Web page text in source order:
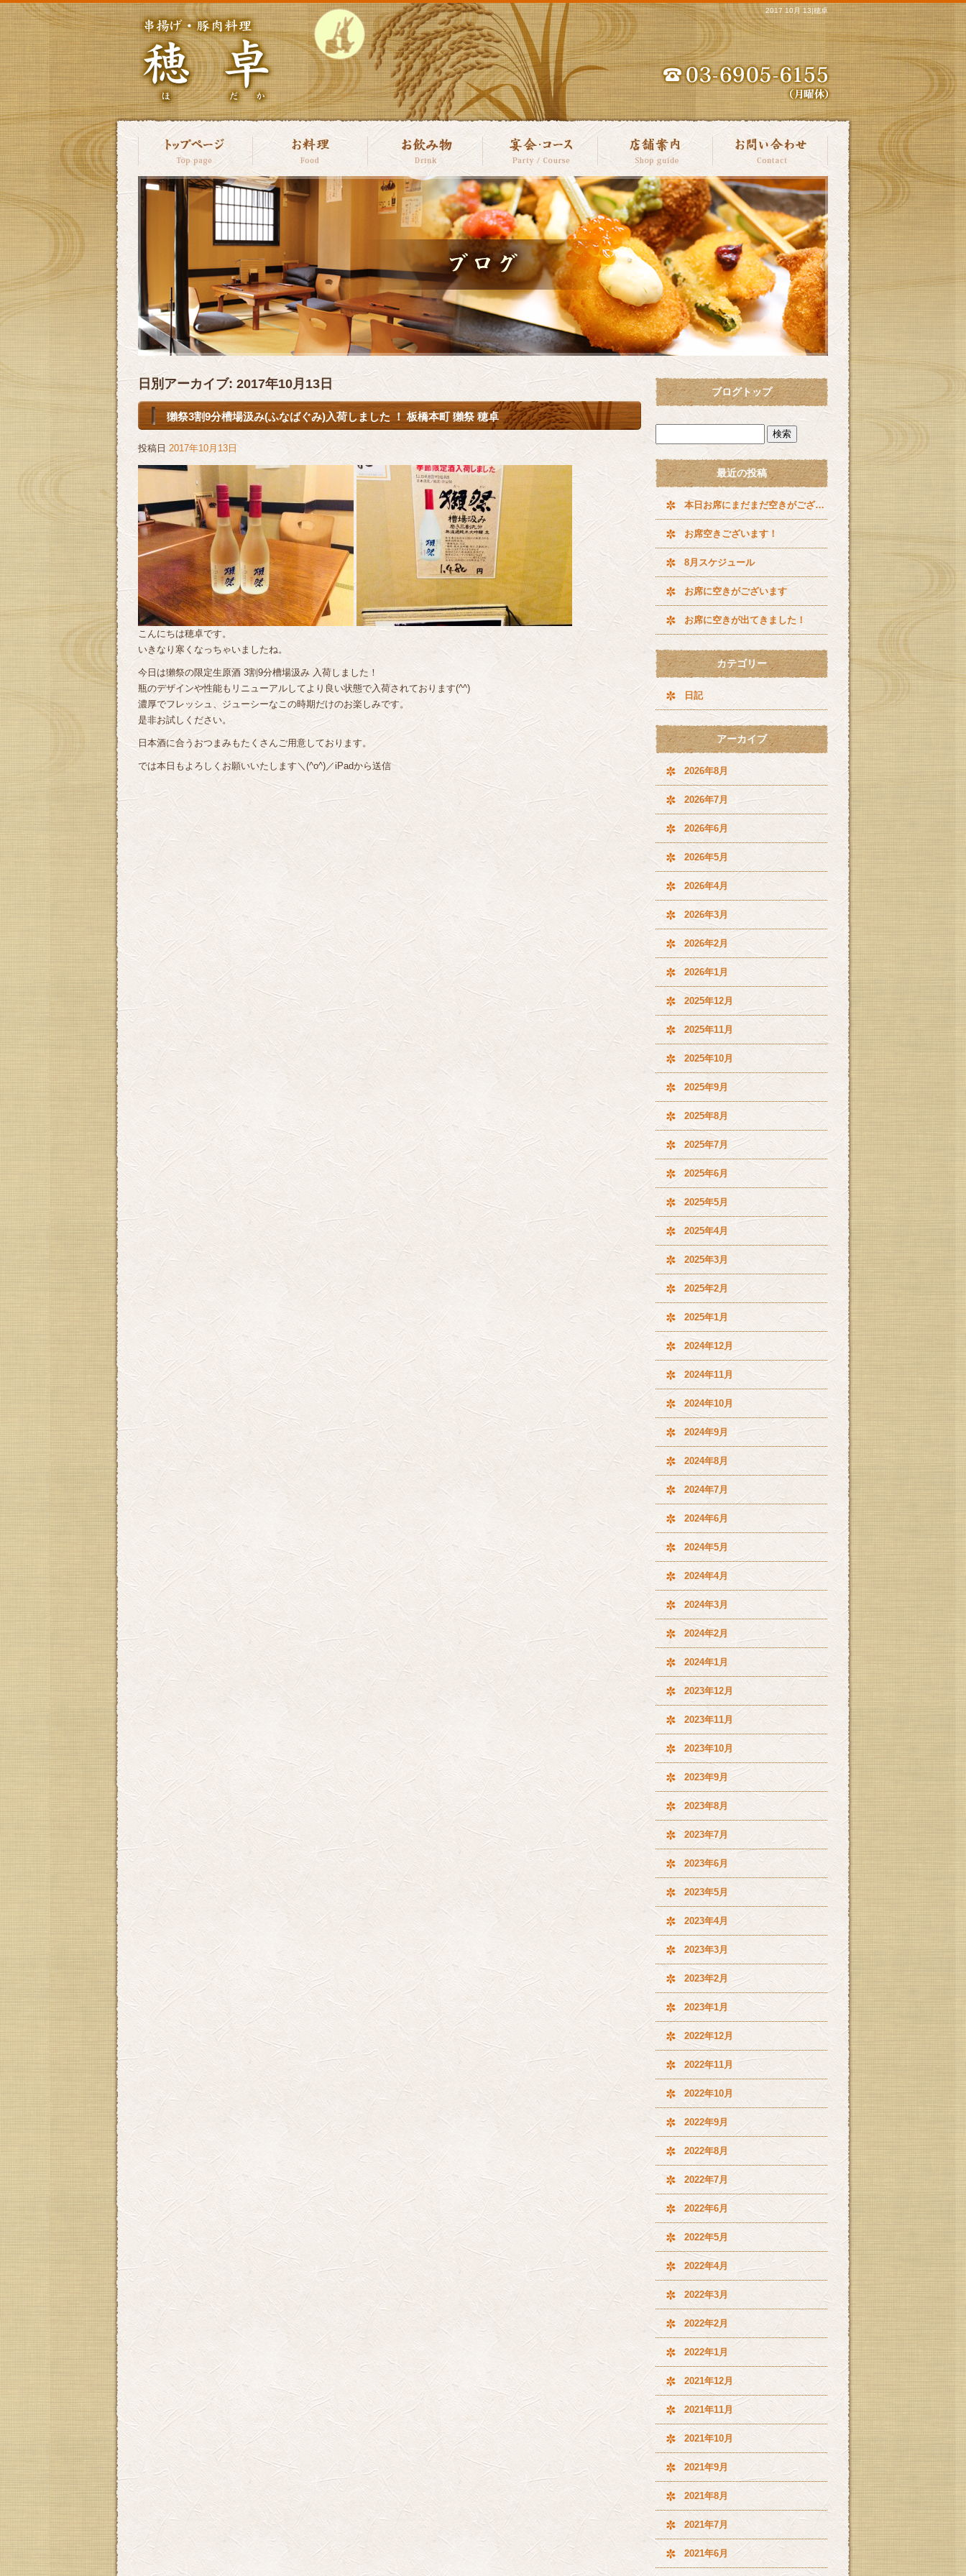
2017 10月 13|穂卓
日別アーカイブ: 2017年10月13日
獺祭3割9分槽場汲み(ふなばぐみ)入荷しました ！ 板橋本町 獺祭 穂卓
投稿日 2017年10月13日
こんにちは穂卓です。
いきなり寒くなっちゃいましたね。
今日は獺祭の限定生原酒 3割9分槽場汲み 入荷しました！
瓶のデザインや性能もリニューアルしてより良い状態で入荷されております(^^)
濃厚でフレッシュ、ジューシーなこの時期だけのお楽しみです。
是非お試しください。
日本酒に合うおつまみもたくさんご用意しております。
では本日もよろしくお願いいたします＼(^o^)／iPadから送信
ブログトップ
最近の投稿
本日お席にまだまだ空きがございます^ ^
お席空きございます！
8月スケジュール
お席に空きがございます
お席に空きが出てきました！
カテゴリー
日記
アーカイブ
2026年8月
2026年7月
2026年6月
2026年5月
2026年4月
2026年3月
2026年2月
2026年1月
2025年12月
2025年11月
2025年10月
2025年9月
2025年8月
2025年7月
2025年6月
2025年5月
2025年4月
2025年3月
2025年2月
2025年1月
2024年12月
2024年11月
2024年10月
2024年9月
2024年8月
2024年7月
2024年6月
2024年5月
2024年4月
2024年3月
2024年2月
2024年1月
2023年12月
2023年11月
2023年10月
2023年9月
2023年8月
2023年7月
2023年6月
2023年5月
2023年4月
2023年3月
2023年2月
2023年1月
2022年12月
2022年11月
2022年10月
2022年9月
2022年8月
2022年7月
2022年6月
2022年5月
2022年4月
2022年3月
2022年2月
2022年1月
2021年12月
2021年11月
2021年10月
2021年9月
2021年8月
2021年7月
2021年6月